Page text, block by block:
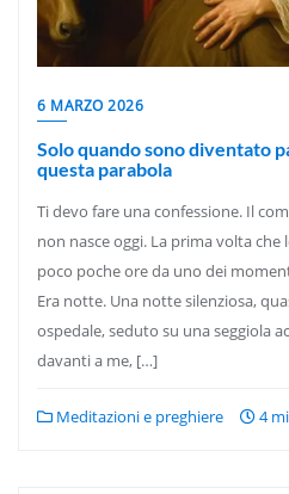
6 MARZO 2026
Solo quando sono diventato
questa parabola
Ti devo fare una confessione. Il
non nasce oggi. La prima volta che
poco poche ore da uno dei
Era notte. Una notte silenziosa,
ospedale, seduto su una seggiola
davanti a me, […]
Meditazioni e preghiere 4